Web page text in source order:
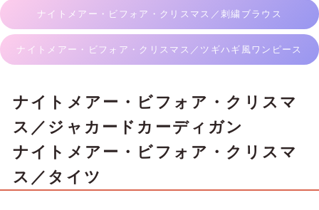
ナイトメアー・ビフォア・クリスマス／刺繍ブラウス
ナイトメアー・ビフォア・クリスマス／ツギハギ風ワンピース
ナイトメアー・ビフォア・クリスマ
ス／ジャカードカーディガン
ナイトメアー・ビフォア・クリスマ
ス／タイツ